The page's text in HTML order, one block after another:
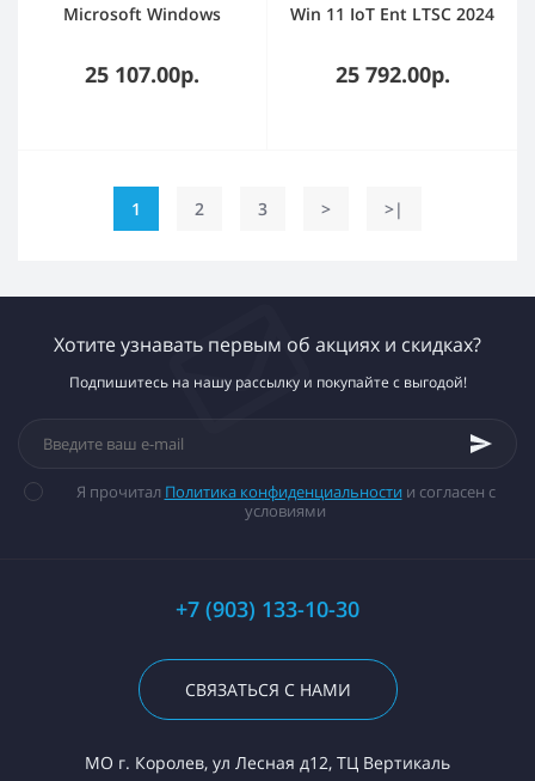
Microsoft Windows
1pk DSP OEI 5 Clt User
CAL (EP2-25279)
25 107.00р.
Win 11 IoT Ent LTSC 2024
End EP2-07330
(голографическая
25 792.00р.
1 2 3 > >|
Хотите узнавать первым об акциях и скидках?
Подпишитесь на нашу рассылку и покупайте с выгодой!
Я прочитал Политика конфиденциальности и согласен с
условиями
+7 (903) 133-10-30
СВЯЗАТЬСЯ С НАМИ
МО г. Королев, ул Лесная д12, ТЦ Вертикаль